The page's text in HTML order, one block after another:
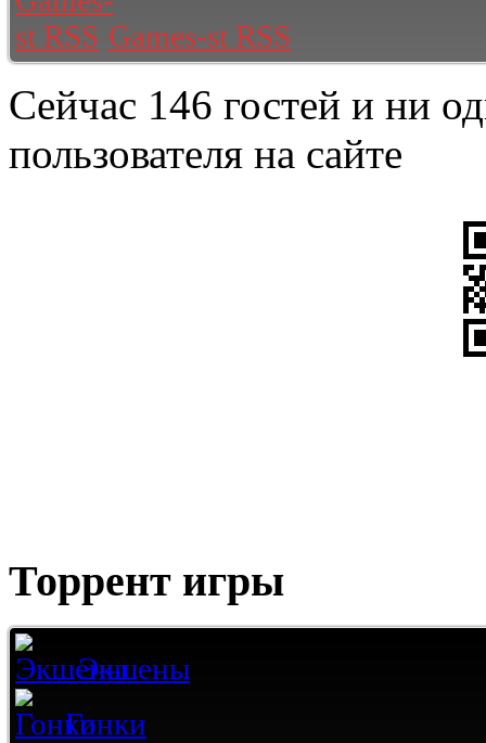
Games-st RSS
Сейчас 146 гостей и ни
пользователя на сайте
Торрент игры
Экшены
Гонки